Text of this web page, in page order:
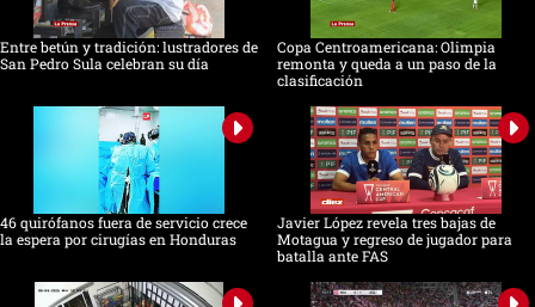
Entre betún y tradición: lustradores de
San Pedro Sula celebran su día
Copa Centroamericana: Olimpia
remonta y queda a un paso de la
clasificación
46 quirófanos fuera de servicio crece
la espera por cirugías en Honduras
Javier López revela tres bajas de
Motagua y regreso de jugador para
batalla ante FAS